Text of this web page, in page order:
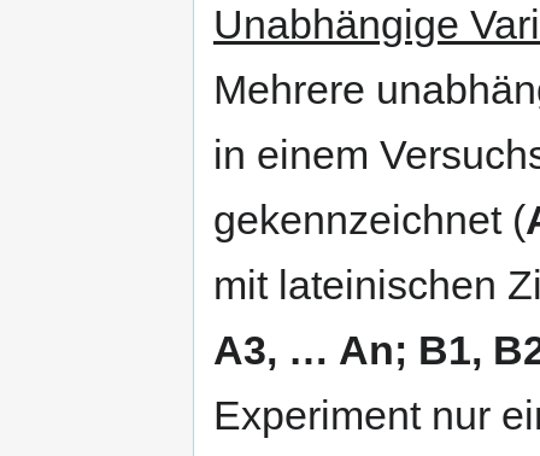
Unabhängige
Mehrere
in einem
gekennzeichnet (
mit lateinischen
A3, … An; B1,
Experiment nur